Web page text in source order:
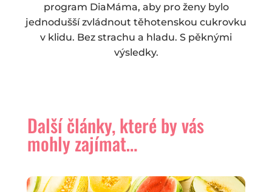
program DiaMáma, aby pro ženy bylo
jednodušší zvládnout těhotenskou cukrovku
v klidu. Bez strachu a hladu. S pěknými
výsledky.
Další články, které by vás
mohly zajímat…